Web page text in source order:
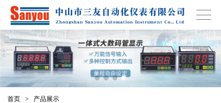
首页 > 产品展示